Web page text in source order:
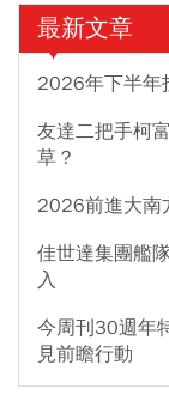
最新文章
2026年下半年
友達二把手柯
草？
2026前進大南
佳世達集團艦
入
今周刊30週年
見前瞻行動